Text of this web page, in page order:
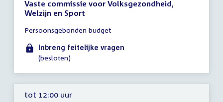
Vaste commissie voor Volksgezondheid,
Welzijn en Sport
vergadering
tot
12:00
Persoonsgebonden budget
Inbreng feitelijke vragen
(besloten)
tot 12:00 uur